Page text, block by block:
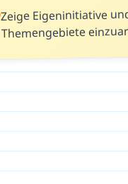
Zeige Eigeninitiative
Themengebiete